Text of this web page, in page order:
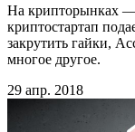
На крипторынках
криптостартап
закрутить гайки,
многое другое.
29 апр. 2018